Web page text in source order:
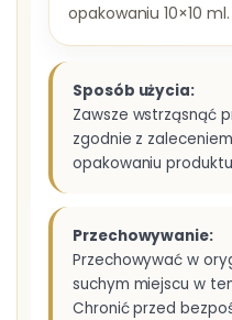
opakowaniu 10×10 ml.
Sposób użycia:
Zawsze wstrząsnąć
zgodnie z
opakowaniu
Przechowywanie:
Przechowywać w
suchym miejscu w
Chronić przed